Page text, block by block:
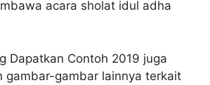
acara sholat idul adha
Dapatkan Contoh 2019 juga
gambar-gambar lainnya terkait